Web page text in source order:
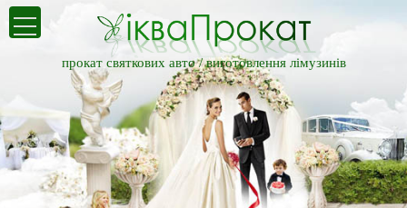
прокат святкових авто /виготовлення лімузинів